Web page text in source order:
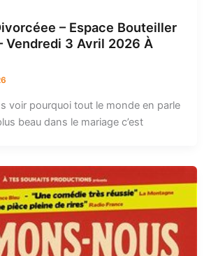
– Espace Bouteiller
Vendredi 3 Avril 2026 À
voir pourquoi tout le monde en parle
beau dans le mariage c’est